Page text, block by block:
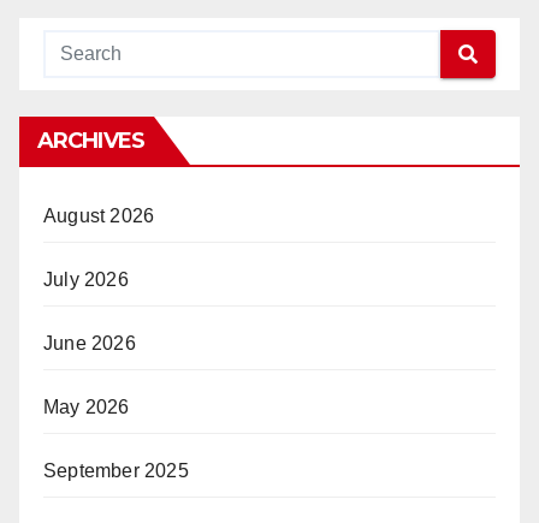
ARCHIVES
August 2026
July 2026
June 2026
May 2026
September 2025